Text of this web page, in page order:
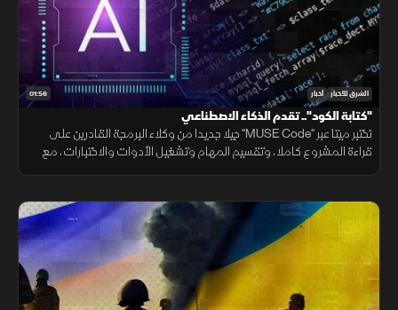
01:56 الشرق للأخبار أخبار
"كتابة الكود".. تقدم الذكاء الاصطناعي
تختبر ميتا عبر "MUSE Code" جيلا جديدا من وكلاء البرمجة القادرين على
قراءة المشروع كاملا، وتقسيم المهام وتشغيل الأدوات والاختبارات، مع